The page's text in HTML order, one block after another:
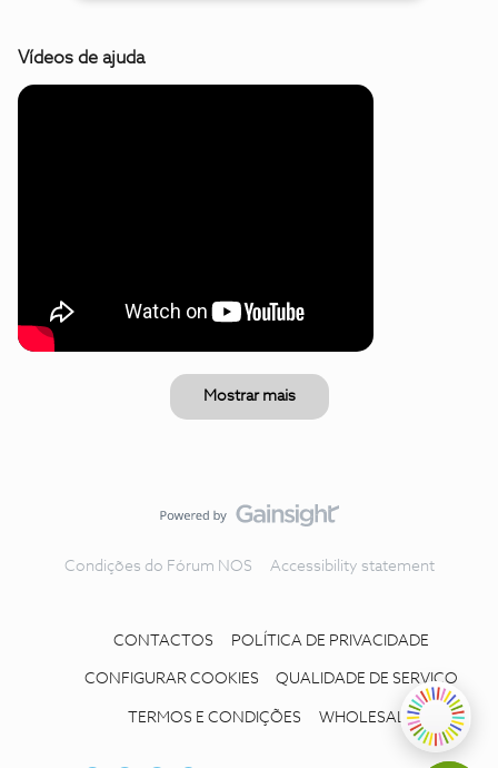
Vídeos de ajuda
Mostrar mais
Condições do Fórum NOS Accessibility statement
CONTACTOS POLÍTICA DE PRIVACIDADE
CONFIGURAR COOKIES QUALIDADE DE SERVIÇO
TERMOS E CONDIÇÕES WHOLESALE